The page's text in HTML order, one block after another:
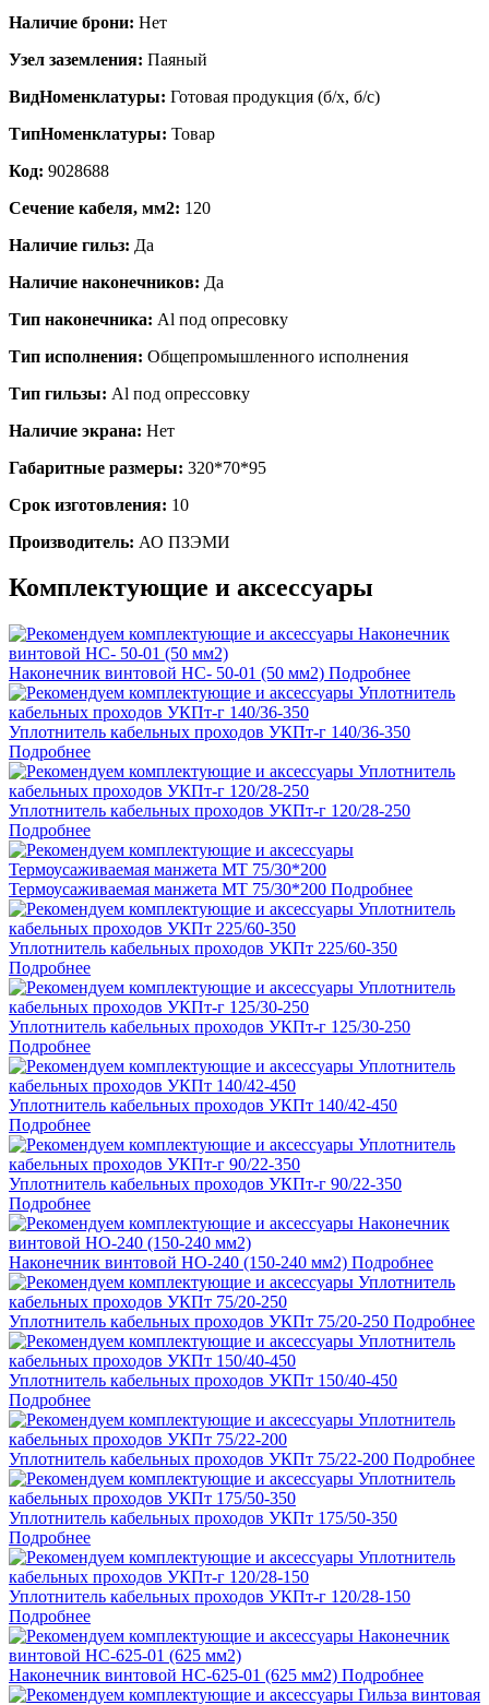
Наличие брони: Нет
Узел заземления: Паяный
ВидНоменклатуры: Готовая продукция (б/х, б/с)
ТипНоменклатуры: Товар
Код: 9028688
Сечение кабеля, мм2: 120
Наличие гильз: Да
Наличие наконечников: Да
Тип наконечника: Al под опресовку
Тип исполнения: Общепромышленного исполнения
Тип гильзы: Al под опрессовку
Наличие экрана: Нет
Габаритные размеры: 320*70*95
Срок изготовления: 10
Производитель: АО ПЗЭМИ
Комплектующие и аксессуары
Наконечник винтовой НС- 50-01 (50 мм2) Подробнее
Уплотнитель кабельных проходов УКПт-г 140/36-350
Подробнее
Уплотнитель кабельных проходов УКПт-г 120/28-250
Подробнее
Термоусаживаемая манжета МТ 75/30*200 Подробнее
Уплотнитель кабельных проходов УКПт 225/60-350
Подробнее
Уплотнитель кабельных проходов УКПт-г 125/30-250
Подробнее
Уплотнитель кабельных проходов УКПт 140/42-450
Подробнее
Уплотнитель кабельных проходов УКПт-г 90/22-350
Подробнее
Наконечник винтовой НО-240 (150-240 мм2) Подробнее
Уплотнитель кабельных проходов УКПт 75/20-250 Подробнее
Уплотнитель кабельных проходов УКПт 150/40-450
Подробнее
Уплотнитель кабельных проходов УКПт 75/22-200 Подробнее
Уплотнитель кабельных проходов УКПт 175/50-350
Подробнее
Уплотнитель кабельных проходов УКПт-г 120/28-150
Подробнее
Наконечник винтовой НС-625-01 (625 мм2) Подробнее